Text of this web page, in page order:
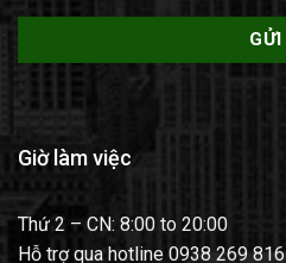
Giờ làm việc
Thứ 2 – CN: 8:00 to 20:00
Hỗ trợ qua hotline 0938 269 816